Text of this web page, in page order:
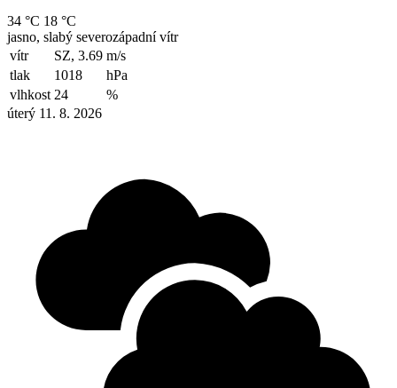
34 °C 18 °C
jasno, slabý severozápadní vítr
vítr
SZ, 3.69 m/s
tlak
1018
hPa
vlhkost 24
%
úterý 11. 8. 2026